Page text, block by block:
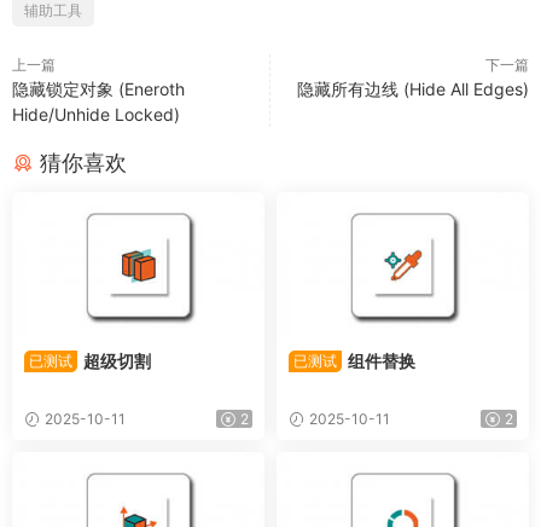
辅助工具
上一篇
隐藏锁定对象 (Eneroth
Hide/Unhide Locked)
下一篇
隐藏所有边线 (Hide All Edges)
猜你喜欢
已测试 超级切割
2025-10-11 2
已测试 组件替换
2025-10-11 2